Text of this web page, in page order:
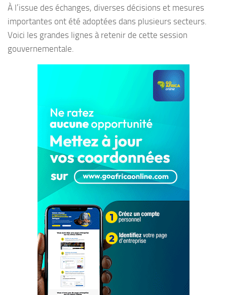
À l’issue des échanges, diverses décisions et mesures
importantes ont été adoptées dans plusieurs secteurs.
Voici les grandes lignes à retenir de cette session
gouvernementale.